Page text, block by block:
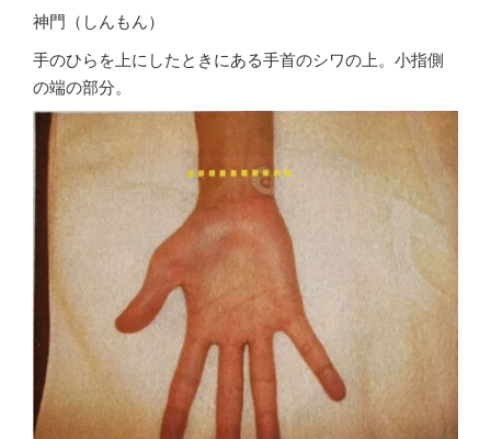
神門（しんもん）
手のひらを上にしたときにある手首のシワの上。小指側
の端の部分。